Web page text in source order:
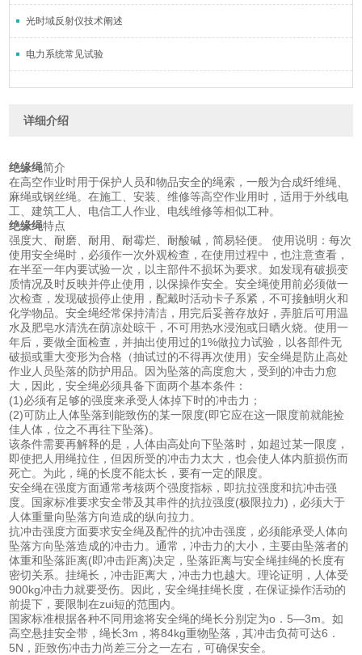
光时域反射仪技术阐述
电力系统常见试验
详细介绍
绝缘绳简介
在高空作业时用于保护人员和物品安全的绳索，一般为合成纤维绳、
麻绳或钢丝绳。在施工、安装、维修等高空作业用时，适用于外线电
工、建筑工人、电信工人作业、电线维修等相似工种。
绝缘绳特点
强度大、耐磨、耐用、耐霉烂、耐酸碱，简易轻便。 使用说明：每次
使用安全绳时，必须作一次外观检查，在使用过程中，也注意查看，
在半至一年内要试验一次，以主部件不损坏为要求。如发现有破损变
质情况及时反映并停止使用，以保操作安全。安全绳使用前必须做一
次检查，发现破损停止使用，配戴时活动卡子系紧，不可接触明火和
化学物品。安全绳经常保持清洁，用完后妥善存放好，弄脏后可用温
水及肥皂水清洗在荫凉处晾干，不可用热水浸泡或日晒火烧。使用一
年后，要做全面检查，并抽出使用过的1%做拉力试验，以各部件无
破损或重大变形为合格（抽试过的不得再次使用）安全绳是防止高处
作业人员坠落的防护用品。因为坠落的高度愈大，受到的冲击力愈
大，因此，安全绳必须具备下面两个基本条件：
(1)必须有足够的强度来承受人体掉下时的冲击力；
(2)可防止人体坠落到能致伤的某一限度(即它应在这一限度前就能捡
佳人体，位之不再往下坠落)。
该条件需要再解释的是，人体由高处向下坠落时，如超过某一限度，
即使把人用绳拉住，但因所受的冲击力太大，也会使人体内脏损伤而
死亡。为此，绳的长度不能太长，要有一定的限度。
安全绳在强度方面通常考核两个强度指标，即抗拉强度和抗冲击强
度。国家标准要求安全带及其串件的抗拉强度(极限拉力)，必须大于
人体重量向坠落方向造成的纵向拉力。
抗冲击强度方面要求安全绳及配件的抗冲击强度，必须能承受人体向
坠落方向坠落造成的冲击力。通常，冲击力的大小，主要由坠落者的
体重和坠落距离(即冲击距离)决定，坠落距离与安全绳挂绳的长度有
密切关系。挂绳长，冲击距离大，冲击力也越大。理论证明，人体受
900kg冲击力就要受伤。因此，安全绳挂绳长度，在保证操作活动的
前提下，要限制在zui短的范围内。
国家标准根据各种不同用途将安全绳的绳长分别定为o．5—3m。如
高空悬挂安全带，绳长3m，将84kg重物坠落，其冲击负荷可达6．
5N，距致伤冲击力尚差三分之一左右，可确保安全。